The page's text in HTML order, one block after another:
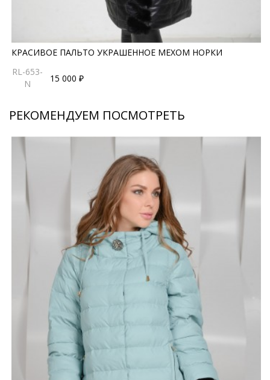
КРАСИВОЕ ПАЛЬТО УКРАШЕННОЕ МЕХОМ НОРКИ
RL-653-
N
15 000 ₽
РЕКОМЕНДУЕМ ПОСМОТРЕТЬ